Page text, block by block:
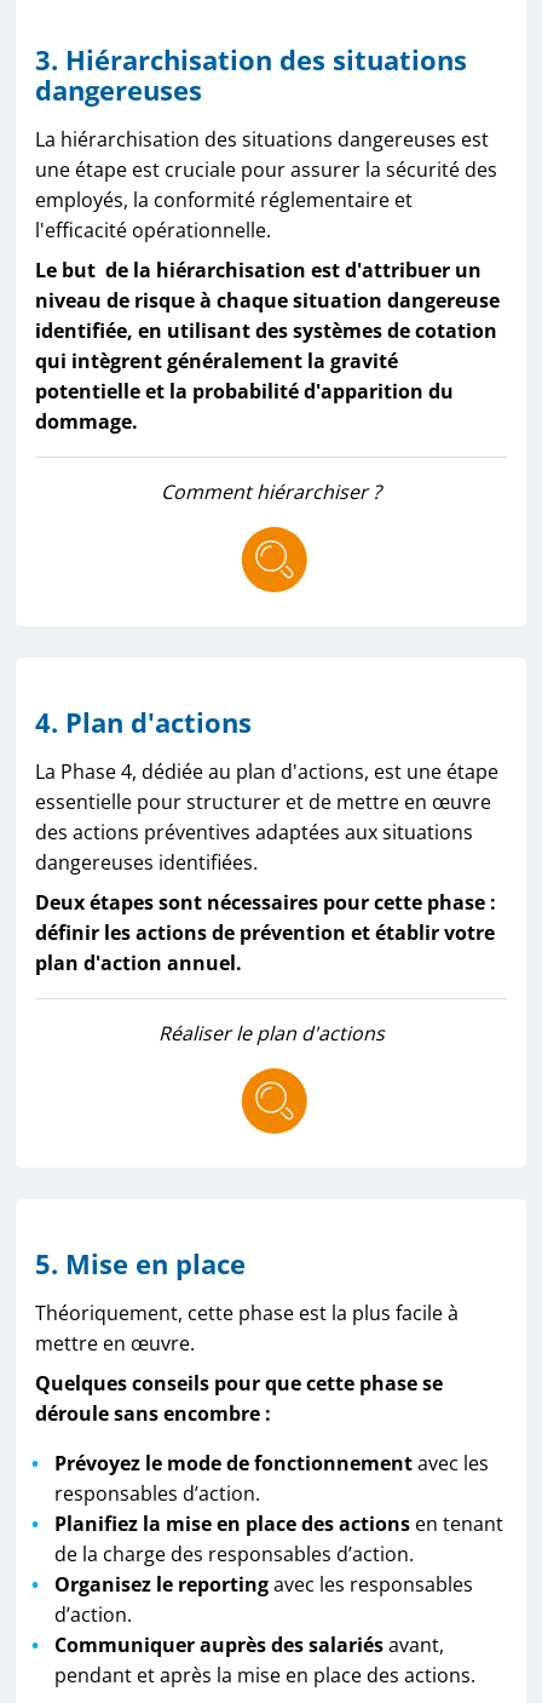
3. Hiérarchisation des situations
dangereuses
La hiérarchisation des situations dangereuses est
une étape est cruciale pour assurer la sécurité des
employés, la conformité réglementaire et
l'efficacité opérationnelle.
Le but de la hiérarchisation est d'attribuer un
niveau de risque à chaque situation dangereuse
identifiée, en utilisant des systèmes de cotation
qui intègrent généralement la gravité
potentielle et la probabilité d'apparition du
dommage.
Comment hiérarchiser ?
4. Plan d'actions
La Phase 4, dédiée au plan d'actions, est une étape
essentielle pour structurer et de mettre en œuvre
des actions préventives adaptées aux situations
dangereuses identifiées.
Deux étapes sont nécessaires pour cette phase :
définir les actions de prévention et établir votre
plan d'action annuel.
Réaliser le plan d'actions
5. Mise en place
Théoriquement, cette phase est la plus facile à
mettre en œuvre.
Quelques conseils pour que cette phase se
déroule sans encombre :
Prévoyez le mode de fonctionnementavec les
responsables d’action.
Planifiez la mise en place des actions en tenant
de la charge des responsables d’action.
Organisez le reportingavec les responsables
d’action.
Communiquer auprès des salariésavant,
pendant et après la mise en place des actions.